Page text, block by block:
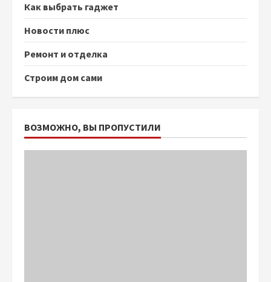
Как выбрать гаджет
Новости плюс
Ремонт и отделка
Строим дом сами
ВОЗМОЖНО, ВЫ ПРОПУСТИЛИ